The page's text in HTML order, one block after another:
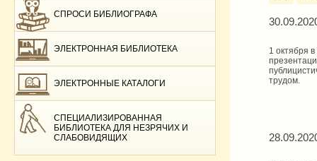
СПРОСИ БИБЛИОГРАФА
ЭЛЕКТРОННАЯ БИБЛИОТЕКА
ЭЛЕКТРОННЫЕ КАТАЛОГИ
СПЕЦИАЛИЗИРОВАННАЯ
БИБЛИОТЕКА ДЛЯ НЕЗРЯЧИХ И
СЛАБОВИДЯЩИХ
1 октября
трудом.